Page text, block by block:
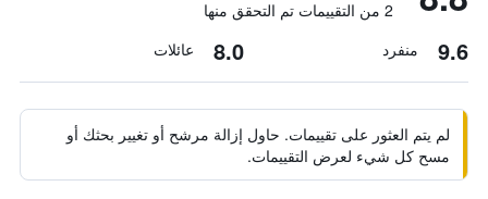
2 من التقييمات تم التحقق منها
9.6 منفرد 8.0 عائلات
لم يتم العثور على تقييمات. حاول إزالة مرشح أو تغيير بحثك أو
مسح كل شيء لعرض التقييمات.